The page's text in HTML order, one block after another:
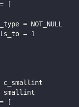
[
= NOT_NULL
= 1
c_smallint
smallint
[